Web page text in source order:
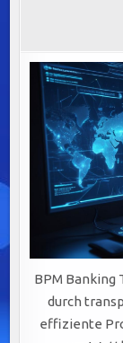
BPM
durch
effiziente